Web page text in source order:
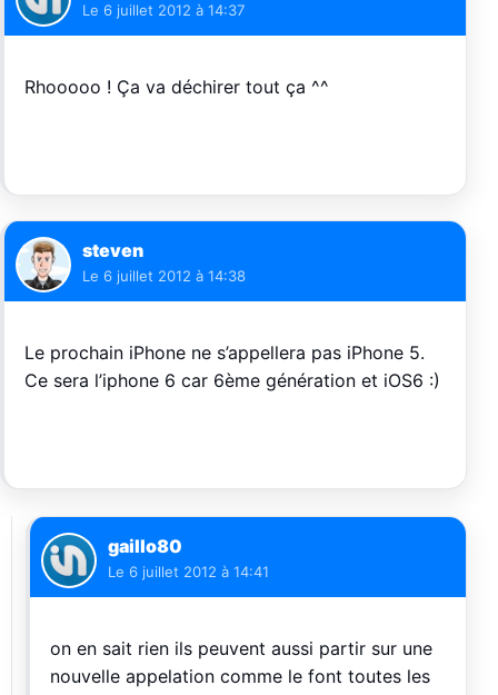
Le 6 juillet 2012 à 14:37
Rhooooo ! Ça va déchirer tout ça ^^
steven
Le 6 juillet 2012 à 14:38
Le prochain iPhone ne s’appellera pas iPhone 5.
Ce sera l’iphone 6 car 6ème génération et iOS6 :)
gaillo80
Le 6 juillet 2012 à 14:41
on en sait rien ils peuvent aussi partir sur une
nouvelle appelation comme le font toutes les